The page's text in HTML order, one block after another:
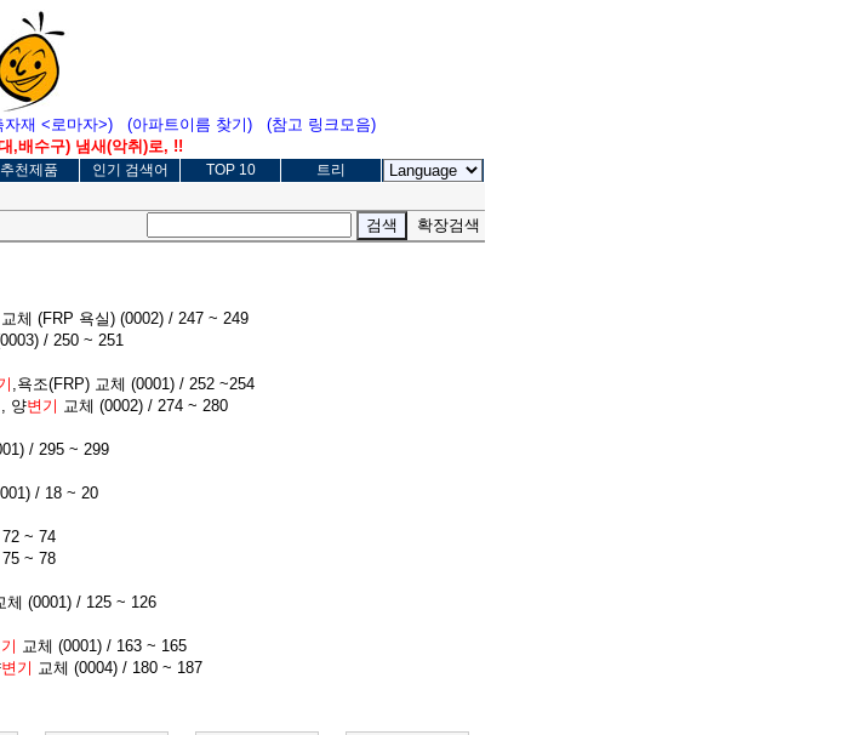
자재 <로마자>) (아파트이름 찾기)
(참고 링크모음)
,배수구) 냄새(악취)로, !!
추천제품 인기 검색어 TOP 10 트리
확장검색
교체 (FRP 욕실) (0002) / 247 ~ 249
/ 250 ~ 251
,욕조(FRP) 교체 (0001) / 252 ~254
양변기 교체 (0002) / 274 ~ 280
/ 295 ~ 299
/ 18 ~ 20
~ 74
~ 78
체 (0001) / 125 ~ 126
교체 (0001) / 163 ~ 165
변기 교체 (0004) / 180 ~ 187